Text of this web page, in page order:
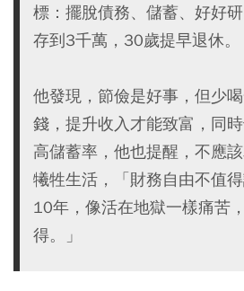
標：擺脫債務、儲蓄、好好
存到3千萬，30歲提早退休。
他發現，節儉是好事，但少
錢，提升收入才能致富，同
高儲蓄率，他也提醒，不應
犧牲生活，「財務自由不值
10年，像活在地獄一樣痛苦
得。」